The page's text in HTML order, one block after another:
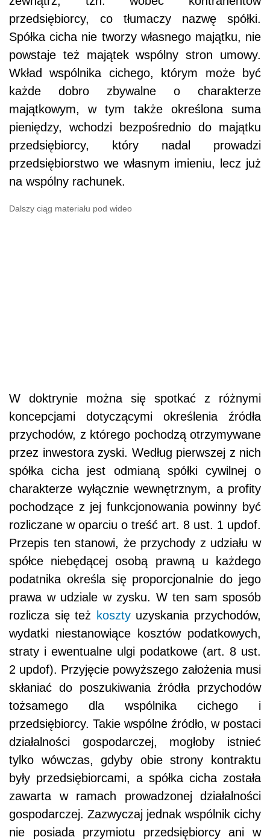
przedsiębiorcy, co tłumaczy nazwę spółki.
Spółka cicha nie tworzy własnego majątku, nie
powstaje też majątek wspólny stron umowy.
Wkład wspólnika cichego, którym może być
każde dobro zbywalne o charakterze
majątkowym, w tym także określona suma
pieniędzy, wchodzi bezpośrednio do majątku
przedsiębiorcy, który nadal prowadzi
przedsiębiorstwo we własnym imieniu, lecz już
na wspólny rachunek.
Dalszy ciąg materiału pod wideo
W doktrynie można się spotkać z różnymi
koncepcjami dotyczącymi określenia źródła
przychodów, z którego pochodzą otrzymywane
przez inwestora zyski. Według pierwszej z nich
spółka cicha jest odmianą spółki cywilnej o
charakterze wyłącznie wewnętrznym, a profity
pochodzące z jej funkcjonowania powinny być
rozliczane w oparciu o treść art. 8 ust. 1 updof.
Przepis ten stanowi, że przychody z udziału w
spółce niebędącej osobą prawną u każdego
podatnika określa się proporcjonalnie do jego
prawa w udziale w zysku. W ten sam sposób
rozlicza się też kosztyuzyskania przychodów,
wydatki niestanowiące kosztów podatkowych,
straty i ewentualne ulgi podatkowe (art. 8 ust.
2 updof). Przyjęcie powyższego założenia musi
skłaniać do poszukiwania źródła przychodów
tożsamego dla wspólnika cichego i
przedsiębiorcy. Takie wspólne źródło, w postaci
działalności gospodarczej, mogłoby istnieć
tylko wówczas, gdyby obie strony kontraktu
były przedsiębiorcami, a spółka cicha została
zawarta w ramach prowadzonej działalności
gospodarczej. Zazwyczaj jednak wspólnik cichy
nie posiada przymiotu przedsiębiorcy ani w